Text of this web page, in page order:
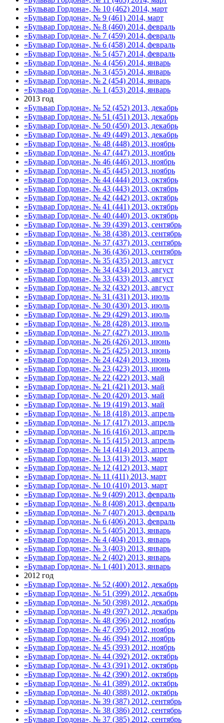
«Бульвар Гордона», № 10 (462) 2014, март
«Бульвар Гордона», № 9 (461) 2014, март
«Бульвар Гордона», № 8 (460) 2014, февраль
«Бульвар Гордона», № 7 (459) 2014, февраль
«Бульвар Гордона», № 6 (458) 2014, февраль
«Бульвар Гордона», № 5 (457) 2014, февраль
«Бульвар Гордона», № 4 (456) 2014, январь
«Бульвар Гордона», № 3 (455) 2014, январь
«Бульвар Гордона», № 2 (454) 2014, январь
«Бульвар Гордона», № 1 (453) 2014, январь
2013 год
«Бульвар Гордона», № 52 (452) 2013, декабрь
«Бульвар Гордона», № 51 (451) 2013, декабрь
«Бульвар Гордона», № 50 (450) 2013, декабрь
«Бульвар Гордона», № 49 (449) 2013, декабрь
«Бульвар Гордона», № 48 (448) 2013, ноябрь
«Бульвар Гордона», № 47 (447) 2013, ноябрь
«Бульвар Гордона», № 46 (446) 2013, ноябрь
«Бульвар Гордона», № 45 (445) 2013, ноябрь
«Бульвар Гордона», № 44 (444) 2013, октябрь
«Бульвар Гордона», № 43 (443) 2013, октябрь
«Бульвар Гордона», № 42 (442) 2013, октябрь
«Бульвар Гордона», № 41 (441) 2013, октябрь
«Бульвар Гордона», № 40 (440) 2013, октябрь
«Бульвар Гордона», № 39 (439) 2013, сентябрь
«Бульвар Гордона», № 38 (438) 2013, сентябрь
«Бульвар Гордона», № 37 (437) 2013, сентябрь
«Бульвар Гордона», № 36 (436) 2013, сентябрь
«Бульвар Гордона», № 35 (435) 2013, август
«Бульвар Гордона», № 34 (434) 2013, август
«Бульвар Гордона», № 33 (433) 2013, август
«Бульвар Гордона», № 32 (432) 2013, август
«Бульвар Гордона», № 31 (431) 2013, июль
«Бульвар Гордона», № 30 (430) 2013, июль
«Бульвар Гордона», № 29 (429) 2013, июль
«Бульвар Гордона», № 28 (428) 2013, июль
«Бульвар Гордона», № 27 (427) 2013, июль
«Бульвар Гордона», № 26 (426) 2013, июнь
«Бульвар Гордона», № 25 (425) 2013, июнь
«Бульвар Гордона», № 24 (424) 2013, июнь
«Бульвар Гордона», № 23 (423) 2013, июнь
«Бульвар Гордона», № 22 (422) 2013, май
«Бульвар Гордона», № 21 (421) 2013, май
«Бульвар Гордона», № 20 (420) 2013, май
«Бульвар Гордона», № 19 (419) 2013, май
«Бульвар Гордона», № 18 (418) 2013, апрель
«Бульвар Гордона», № 17 (417) 2013, апрель
«Бульвар Гордона», № 16 (416) 2013, апрель
«Бульвар Гордона», № 15 (415) 2013, апрель
«Бульвар Гордона», № 14 (414) 2013, апрель
«Бульвар Гордона», № 13 (413) 2013, март
«Бульвар Гордона», № 12 (412) 2013, март
«Бульвар Гордона», № 11 (411) 2013, март
«Бульвар Гордона», № 10 (410) 2013, март
«Бульвар Гордона», № 9 (409) 2013, февраль
«Бульвар Гордона», № 8 (408) 2013, февраль
«Бульвар Гордона», № 7 (407) 2013, февраль
«Бульвар Гордона», № 6 (406) 2013, февраль
«Бульвар Гордона», № 5 (405) 2013, январь
«Бульвар Гордона», № 4 (404) 2013, январь
«Бульвар Гордона», № 3 (403) 2013, январь
«Бульвар Гордона», № 2 (402) 2013, январь
«Бульвар Гордона», № 1 (401) 2013, январь
2012 год
«Бульвар Гордона», № 52 (400) 2012, декабрь
«Бульвар Гордона», № 51 (399) 2012, декабрь
«Бульвар Гордона», № 50 (398) 2012, декабрь
«Бульвар Гордона», № 49 (397) 2012, декабрь
«Бульвар Гордона», № 48 (396) 2012, ноябрь
«Бульвар Гордона», № 47 (395) 2012, ноябрь
«Бульвар Гордона», № 46 (394) 2012, ноябрь
«Бульвар Гордона», № 45 (393) 2012, ноябрь
«Бульвар Гордона», № 44 (392) 2012, октябрь
«Бульвар Гордона», № 43 (391) 2012, октябрь
«Бульвар Гордона», № 42 (390) 2012, октябрь
«Бульвар Гордона», № 41 (389) 2012, октябрь
«Бульвар Гордона», № 40 (388) 2012, октябрь
«Бульвар Гордона», № 39 (387) 2012, сентябрь
«Бульвар Гордона», № 38 (386) 2012, сентябрь
«Бульвар Гордона», № 37 (385) 2012, сентябрь